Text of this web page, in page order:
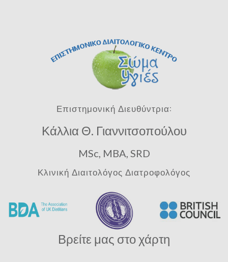
Επιστημονική Διευθύντρια:
Κάλλια Θ. Γιαννιτσοπούλου
MSc, MBA, SRD
Κλινική Διαιτολόγος Διατροφολόγος
Βρείτε μας στο χάρτη